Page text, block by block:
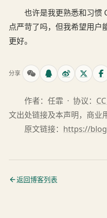
也许是我更熟悉和习惯
点严苛了吗，但我希望用户
更好。
分享
作者：任霏 · 协议：
文出处链接及本声明，商业
原文链接： https://
返回博客列表